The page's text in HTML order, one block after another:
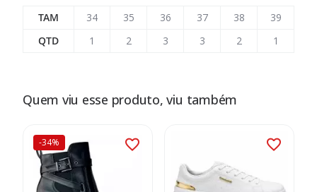
TAM
34 35 36 37 38
39
QTD
1 2 3 3 2 1
Quem viu esse produto, viu também
-34%